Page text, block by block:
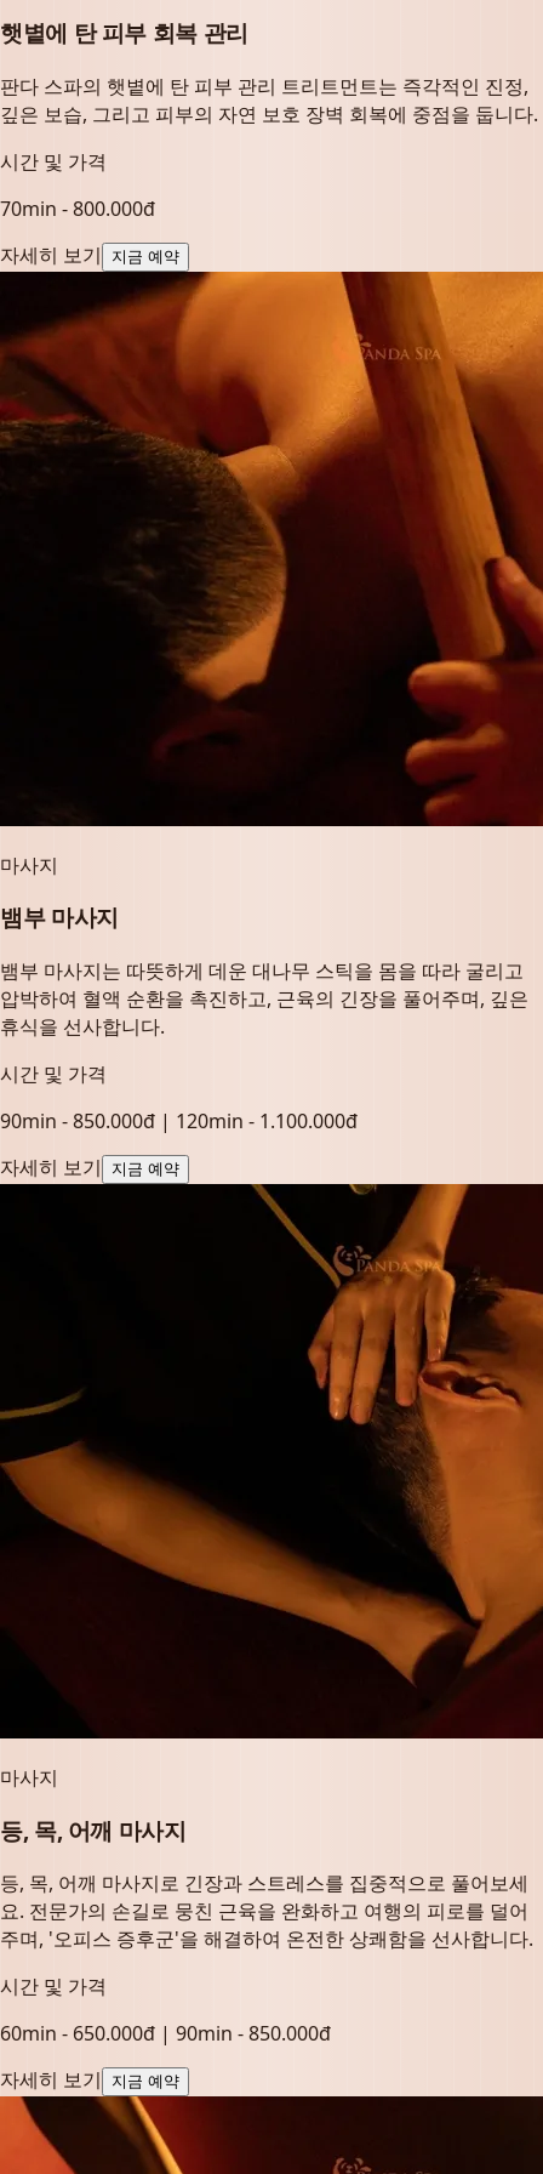
햇볕에 탄 피부 회복 관리
판다 스파의 햇볕에 탄 피부 관리 트리트먼트는 즉각적인 진정,
깊은 보습, 그리고 피부의 자연 보호 장벽 회복에 중점을 둡니다.
시간 및 가격
70min - 800.000đ
자세히 보기
지금 예약
마사지
뱀부 마사지
뱀부 마사지는 따뜻하게 데운 대나무 스틱을 몸을 따라 굴리고
압박하여 혈액 순환을 촉진하고, 근육의 긴장을 풀어주며, 깊은
휴식을 선사합니다.
시간 및 가격
90min - 850.000đ | 120min - 1.100.000đ
자세히 보기
지금 예약
마사지
등, 목, 어깨 마사지
등, 목, 어깨 마사지로 긴장과 스트레스를 집중적으로 풀어보세
요. 전문가의 손길로 뭉친 근육을 완화하고 여행의 피로를 덜어
주며, '오피스 증후군'을 해결하여 온전한 상쾌함을 선사합니다.
시간 및 가격
60min - 650.000đ | 90min - 850.000đ
자세히 보기
지금 예약